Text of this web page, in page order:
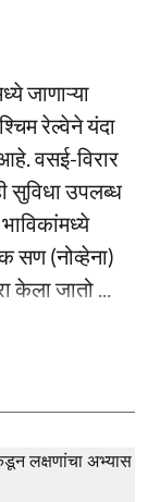
जाणाऱ्या
रेल्वेने यंदा
वसई-विरार
सुविधा उपलब्ध
सण (नोव्हेना)
केला जातो ...